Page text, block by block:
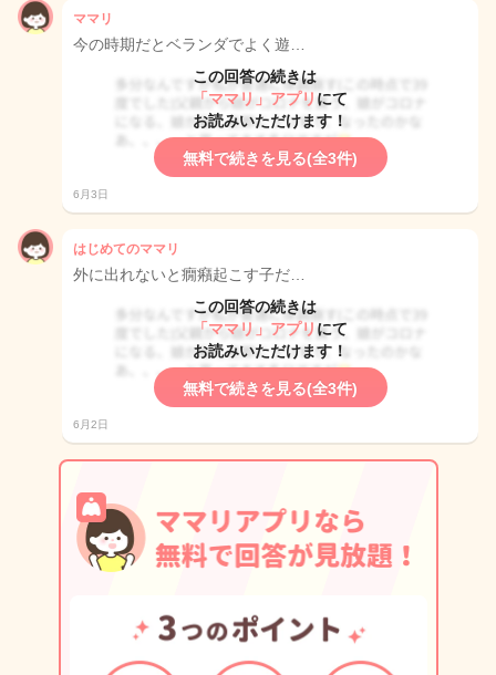
ママリ
今の時期だとベランダでよく遊…
この回答の続きは
「ママリ」アプリ にて
お読みいただけます！
無料で続きを見る(全3件)
6月3日
はじめてのママリ
外に出れないと癇癪起こす子だ…
この回答の続きは
「ママリ」アプリ にて
お読みいただけます！
無料で続きを見る(全3件)
6月2日